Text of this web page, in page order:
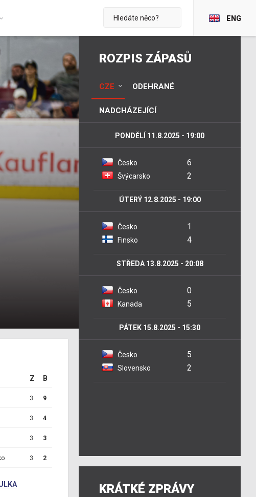
ENG
Z B
3 9
3 4
3 3
3 2
ROZPIS ZÁPASŮ
CZE ODEHRANÉ
NADCHÁZEJÍCÍ
PONDĚLÍ 11.8.2025 - 19:00
Česko 6
Švýcarsko 2
ÚTERÝ 12.8.2025 - 19:00
Česko 1
Finsko 4
STŘEDA 13.8.2025 - 20:08
Česko 0
Kanada 5
PÁTEK 15.8.2025 - 15:30
Česko 5
Slovensko 2
KRÁTKÉ ZPRÁVY